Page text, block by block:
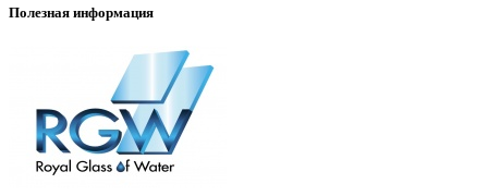
Полезная информация